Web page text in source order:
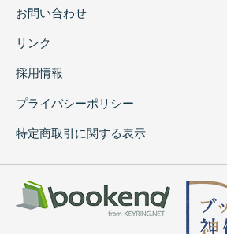
お問い合わせ
リンク
採用情報
プライバシーポリシー
特定商取引に関する表示